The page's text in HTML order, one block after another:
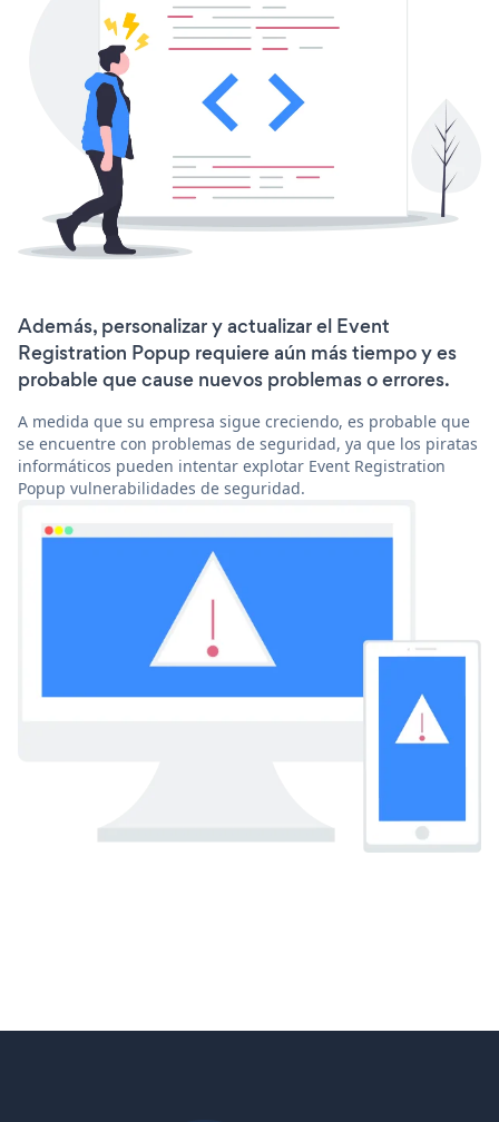
Además, personalizar y actualizar el Event
Registration Popup requiere aún más tiempo y es
probable que cause nuevos problemas o errores.
A medida que su empresa sigue creciendo, es probable que
se encuentre con problemas de seguridad, ya que los piratas
informáticos pueden intentar explotar Event Registration
Popup vulnerabilidades de seguridad.